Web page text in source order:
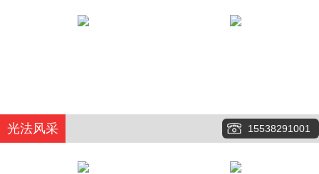
光法风采 15538291001